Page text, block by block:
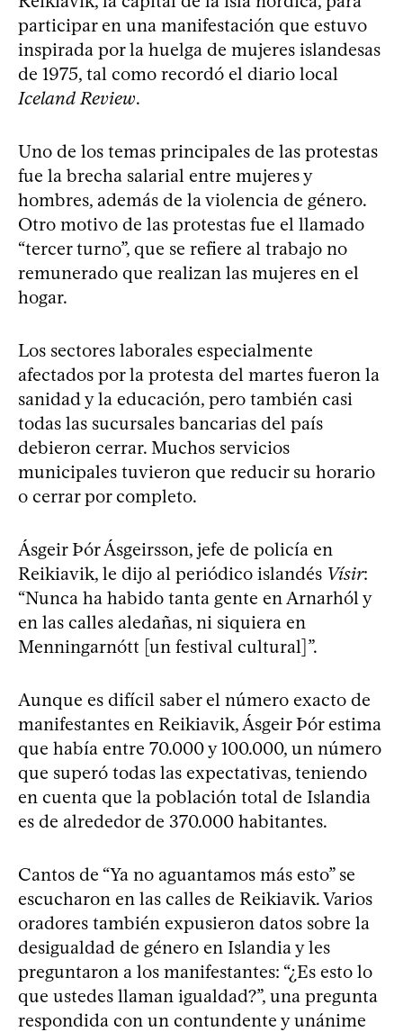
participar en una manifestación que estuvo
inspirada por la huelga de mujeres islandesas
de 1975, tal como recordó el diario local
Iceland Review.
Uno de los temas principales de las protestas
fue la brecha salarial entre mujeres y
hombres, además de la violencia de género.
Otro motivo de las protestas fue el llamado
“tercer turno”, que se refiere al trabajo no
remunerado que realizan las mujeres en el
hogar.
Los sectores laborales especialmente
afectados por la protesta del martes fueron la
sanidad y la educación, pero también casi
todas las sucursales bancarias del país
debieron cerrar. Muchos servicios
municipales tuvieron que reducir su horario
o cerrar por completo.
Ásgeir Þór Ásgeirsson, jefe de policía en
Reikiavik, le dijo al periódico islandés Vísir:
“Nunca ha habido tanta gente en Arnarhól y
en las calles aledañas, ni siquiera en
Menningarnótt [un festival cultural]”.
Aunque es difícil saber el número exacto de
manifestantes en Reikiavik, Ásgeir Þór estima
que había entre 70.000 y 100.000, un número
que superó todas las expectativas, teniendo
en cuenta que la población total de Islandia
es de alrededor de 370.000 habitantes.
Cantos de “Ya no aguantamos más esto” se
escucharon en las calles de Reikiavik. Varios
oradores también expusieron datos sobre la
desigualdad de género en Islandia y les
preguntaron a los manifestantes: “¿Es esto lo
que ustedes llaman igualdad?”, una pregunta
respondida con un contundente y unánime